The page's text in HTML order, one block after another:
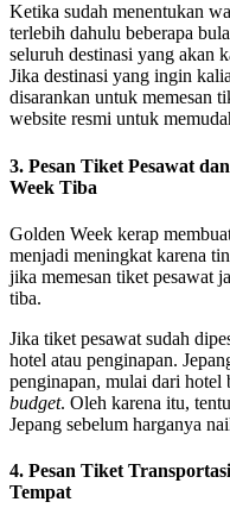
Ketika sudah menentukan
terlebih dahulu beberapa
seluruh destinasi yang akan
Jika destinasi yang ingin
disarankan untuk memesan
website resmi untuk
3. Pesan Tiket Pesawat
Week Tiba
Golden Week kerap
menjadi meningkat karena
jika memesan tiket pesawat
tiba.
Jika tiket pesawat sudah
hotel atau penginapan.
penginapan, mulai dari hotel
budget. Oleh karena itu,
Jepang sebelum harganya
4. Pesan Tiket
Tempat